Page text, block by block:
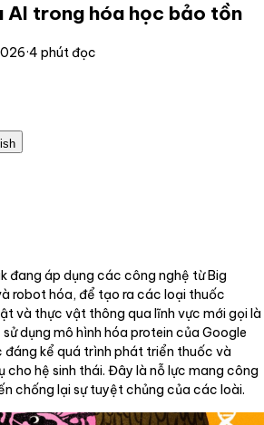
AI trong hóa học bảo tồn
·4 phút đọc
đang áp dụng các công nghệ từ Big
robot hóa, để tạo ra các loại thuốc
và thực vật thông qua lĩnh vực mới gọi là
dụng mô hình hóa protein của Google
đáng kể quá trình phát triển thuốc và
cho hệ sinh thái. Đây là nỗ lực mang công
chống lại sự tuyệt chủng của các loài.